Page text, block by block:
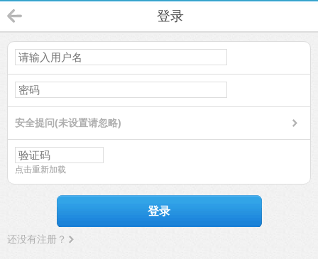
登录
安全提问(未设置请忽略)
点击重新加载
登录
还没有注册？